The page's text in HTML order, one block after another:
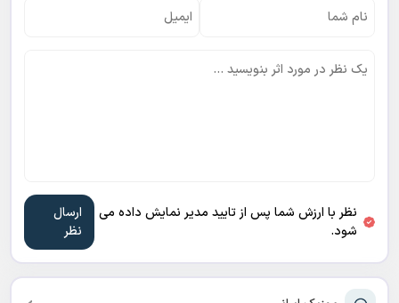
نظر با ارزش شما پس از تایید مدیر نمایش داده می
شود.